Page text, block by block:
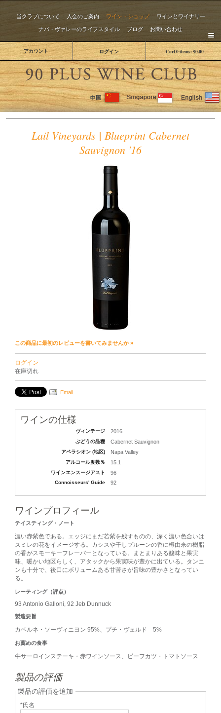
当クラブについて 入会のご案内 ワイン・ショップ
ワインとワイナリー
ナパ・ヴァレーのライフスタイル
ブログ お問い合わせ
Cart0items:$0.00
アカウント ログイン
The
Lail Vineyards | Blueprint Cabernet
Sauvignon '16
この商品に最初のレビューを書いてみませんか »
ログイン
在庫切れ
Email
ワインの仕様
ヴィンテージ 2016
ぶどうの品種 Cabernet Sauvignon
アペラシオン (地区) Napa Valley
アルコール度数％ 15.1
ワインエンスージアスト 96
Connoisseurs' Guide 92
ワインプロフィール
テイスティング・ノート
濃い赤紫色である。エッジにまだ若紫を残すものの、深く濃い色合いは
スミレの花をイメージする。カシスや干しプルーンの香に樽由来の樹脂
の香がスモーキーフレーバーとなっている。まとまりある酸味と果実
味、暖かい地区らしく、アタックから果実味が豊かに出ている。タンニ
ンも十分で、後口にボリュームある甘苦さが旨味の豊かさとなってい
る。
レーティング（評点）
93 Antonio Galloni, 92 Jeb Dunnuck
製造要旨
カベルネ・ソーヴィニヨン 95%、プチ・ヴェルド 5%
お薦めの食事
牛サーロインステーキ・赤ワインソース、ビーフカツ・トマトソース
製品の評価
製品の評価を追加
*氏名